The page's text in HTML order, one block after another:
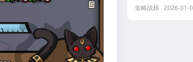
策略战棋 · 2026-01-